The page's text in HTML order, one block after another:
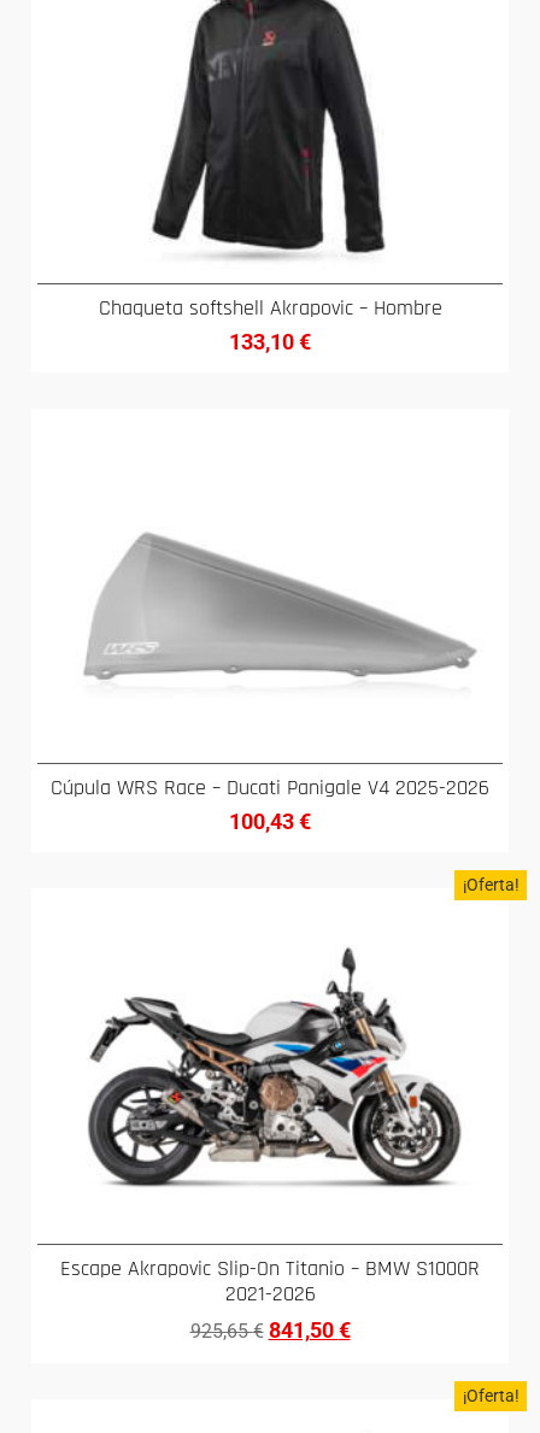
Chaqueta softshell Akrapovic – Hombre
133,10€
Cúpula WRS Race – Ducati Panigale V4 2025-2026
100,43€
¡Oferta!
Escape Akrapovic Slip-On Titanio – BMW S1000R
2021-2026
925,65€ 841,50€
¡Oferta!